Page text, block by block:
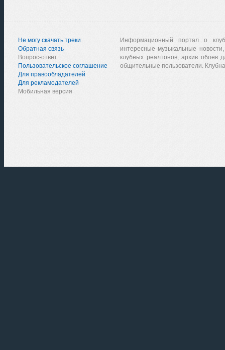
Не могу скачать треки
Обратная связь
Вопрос-ответ
Пользовательское соглашение
Для правообладателей
Для рекламодателей
Мобильная версия
Информационный портал о
интересные музыкальные
клубных реалтонов, архив обоев
общительные пользователи.